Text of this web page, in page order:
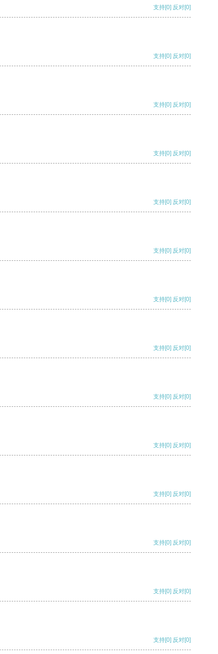
支持[0] 反对[0]
支持[0] 反对[0]
支持[0] 反对[0]
支持[0] 反对[0]
支持[0] 反对[0]
支持[0] 反对[0]
支持[0] 反对[0]
支持[0] 反对[0]
支持[0] 反对[0]
支持[0] 反对[0]
支持[0] 反对[0]
支持[0] 反对[0]
支持[0] 反对[0]
支持[0] 反对[0]